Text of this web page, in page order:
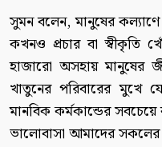
সুমন বলেন, মানুষের
কখনও প্রচার বা স্বীকৃতি
হাজারো অসহায় মানুষের
খাতুনের পরিবারের মুখে
মানবিক কর্মকান্ডের
ভালোবাসা আমাদের